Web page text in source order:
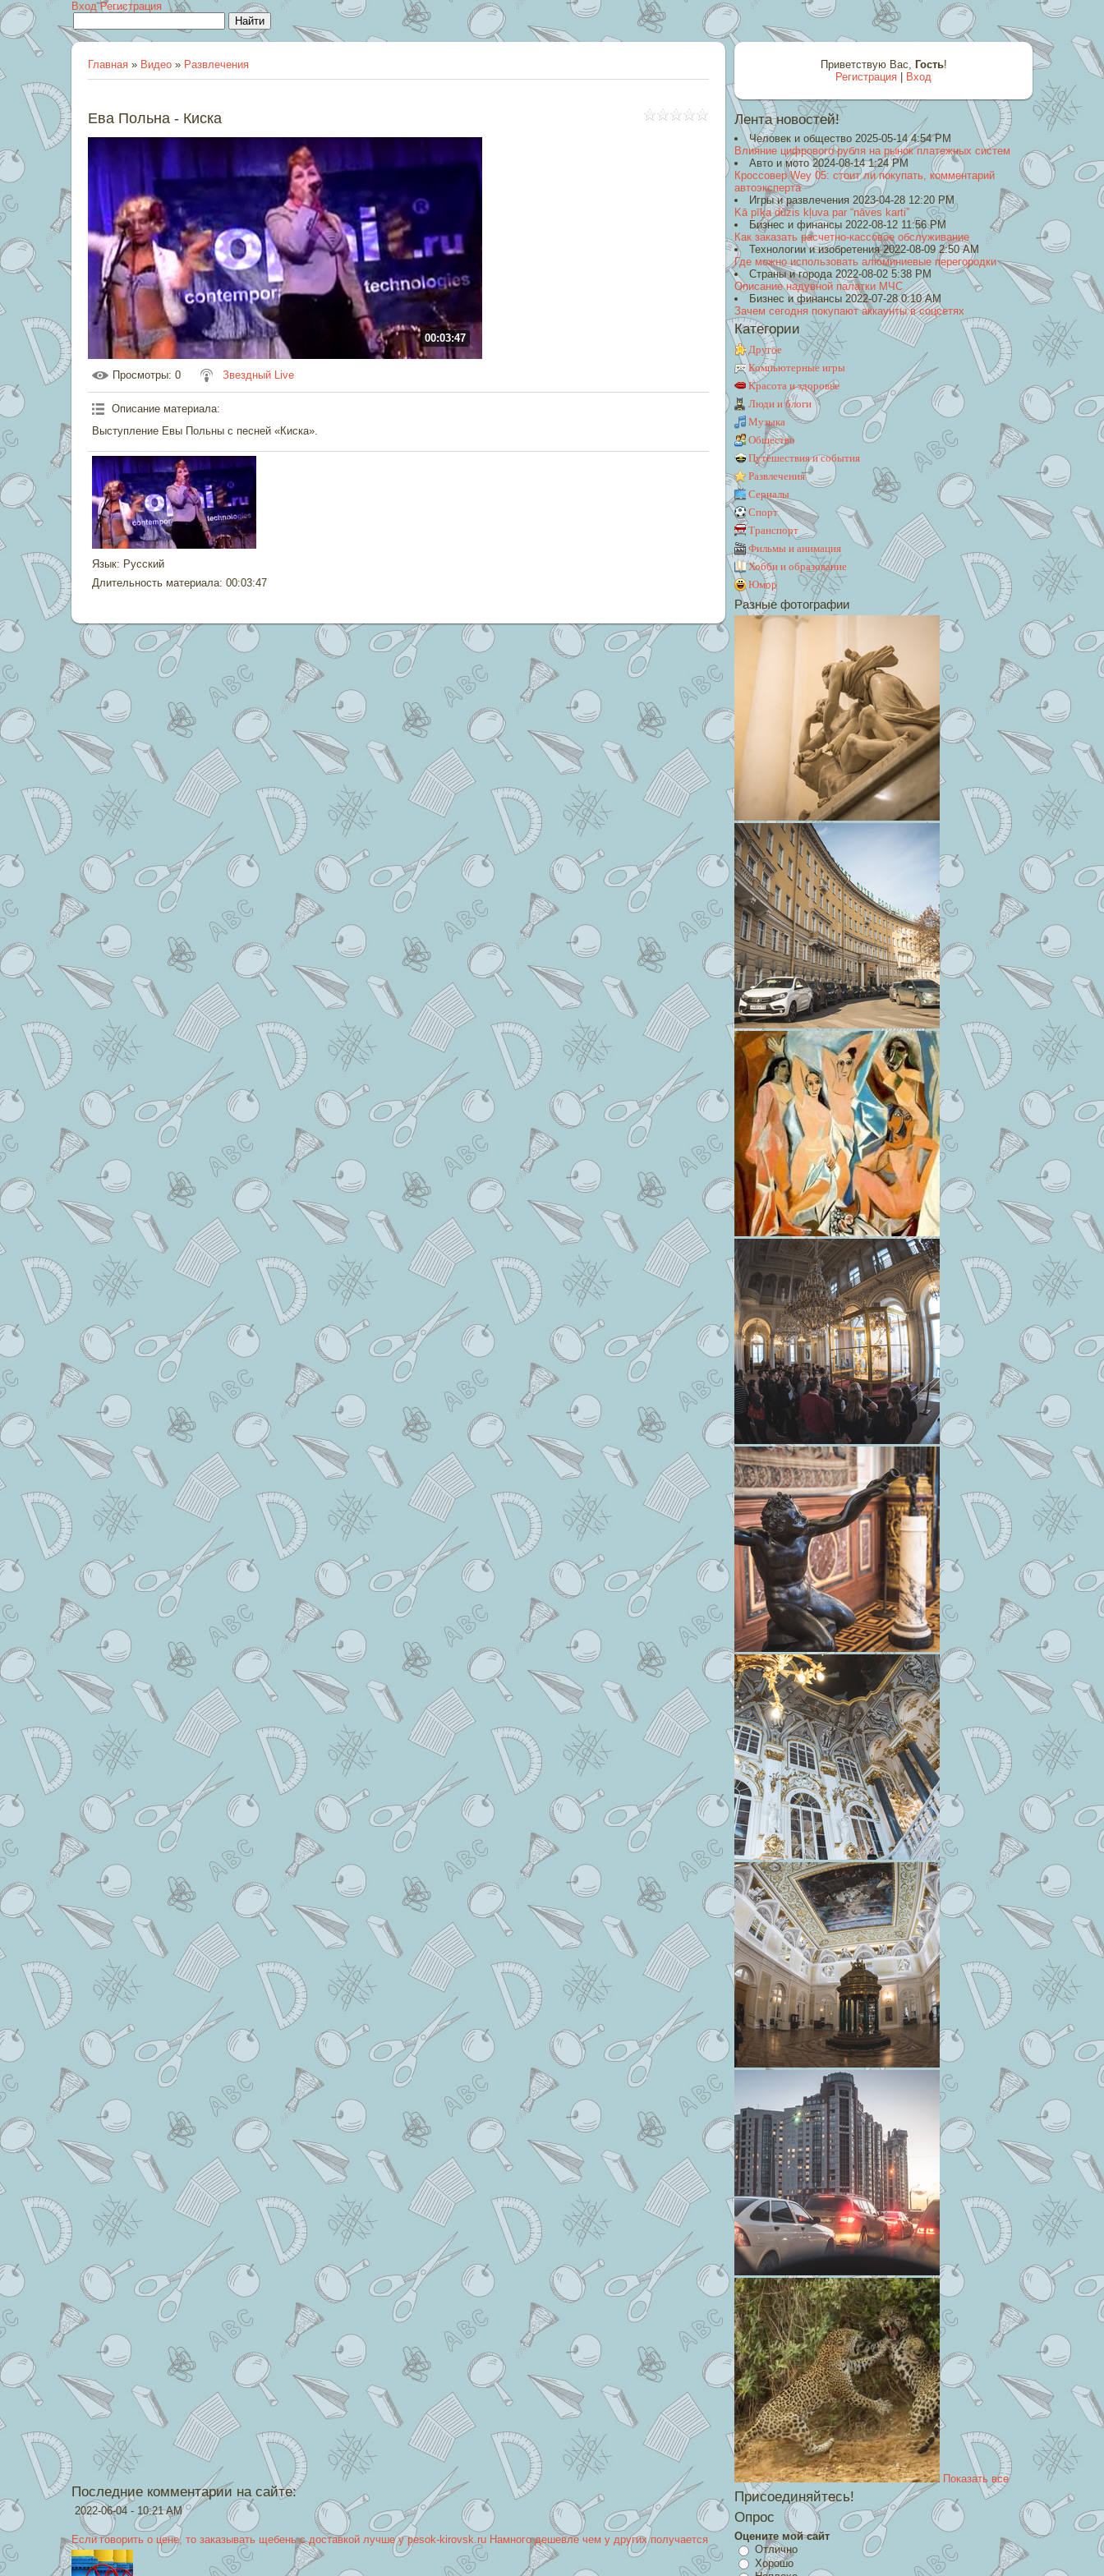
Вход Регистрация
Главная » Видео » Развлечения
Ева Польна - Киска
00:03:47
Просмотры: 0 Звездный Live
Описание материала:
Выступление Евы Польны с песней «Киска».
Язык: Русский
Длительность материала: 00:03:47
Приветствую Вас, Гость!
Регистрация
Вход
Лента новостей!
Человек и общество 2025-05-14 4:54 PM
Влияние цифрового рубля на рынок платежных систем
Авто и мото 2024-08-14 1:24 PM
Кроссовер Wey 05: стоит ли покупать, комментарий
автоэксперта
Игры и развлечения 2023-04-28 12:20 PM
Kā pīķa dūzis kļuva par “nāves karti”
Бизнес и финансы 2022-08-12 11:56 PM
Как заказать расчетно-кассовое обслуживание
Технологии и изобретения 2022-08-09 2:50 AM
Где можно использовать алюминиевые перегородки
Страны и города 2022-08-02 5:38 PM
Описание надувной палатки МЧС
Бизнес и финансы 2022-07-28 0:10 AM
Зачем сегодня покупают аккаунты в соцсетях
Категории
Другое
Компьютерные игры
Красота и здоровье
Люди и блоги
Музыка
Общество
Путешествия и события
Развлечения
Сериалы
Спорт
Транспорт
Фильмы и анимация
Хобби и образование
Юмор
Разные фотографии
Показать все
Присоединяйтесь!
Опрос
Оцените мой сайт
Отлично
Хорошо
Последние комментарии на сайте:
2022-06-04 - 10:21 AM
Если говорить о цене, то заказывать щебень с доставкой лучше у pesok-kirovsk.ru Намного дешевле чем у других получается